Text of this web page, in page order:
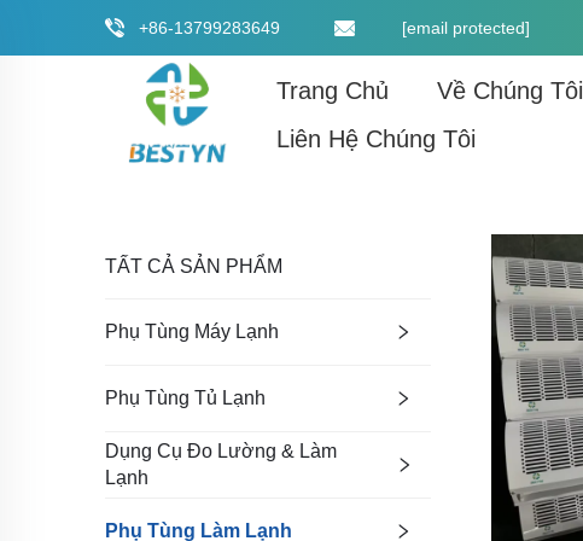
+86-13799283649 [email protected]
Trang Chủ Về Chúng Tôi
Liên Hệ Chúng Tôi
TẤT CẢ SẢN PHẨM
Phụ Tùng Máy Lạnh
Phụ Tùng Tủ Lạnh
Dụng Cụ Đo Lường & Làm
Lạnh
Phụ Tùng Làm Lạnh